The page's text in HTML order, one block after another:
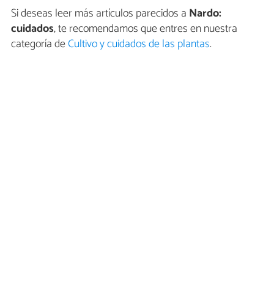
Si deseas leer más artículos parecidos a Nardo:
cuidados, te recomendamos que entres en nuestra
categoría deCultivo y cuidados de las plantas.